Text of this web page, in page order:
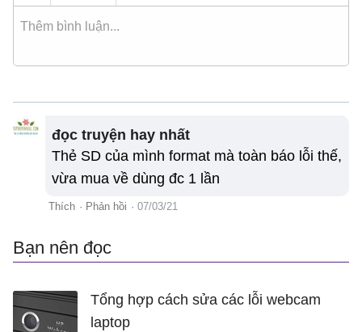
đọc truyện hay nhất
Thẻ SD của mình format mà toàn báo lỗi thế,
vừa mua về dùng đc 1 lần
Thích · Phản hồi · 07/03/21
Bạn nên đọc
Tổng hợp cách sửa các lỗi webcam
laptop